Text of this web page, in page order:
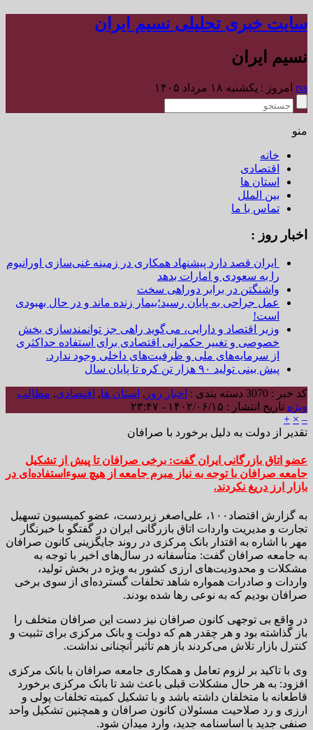
سایت خبری تحلیلی نسیم ایران
نسیم ایران
rss امروز : یکشنبه ۱۸ مرداد ۱۴۰۵
منو
خانه
اقتصادی
استان ها
بین الملل
تماس با ما
اخبار روز :
ایران قصد دارد پیشنهاد همکاری در زمینه غنی‌سازی اورانیوم
را به سعودی و امارات بدهد
واشنگتن در برابر دوراهی سخت
عمل جراحی به پایان رسید؛بیمار زنده ماند و در حال بهبودی
است!
وزیر اقتصاد و دارایی، می‌گوید راهی جز توانمندسازی بخش
خصوصی و تغییر حکمرانی اقتصادی برای استفاده حداکثری
از سرمایه‌های ملی و ظرفیت‌های داخلی وجود ندارد.
پیش بینی تولید ۹۰ هزار تن کره تا پایان سال
کد خبر : 3070 دسته بندی : اخبار روز , استان ها, اقتصادی, مطالب
ویژه تاریخ انتشار : ۱۴۰۲/۰۶/۱۵ - ۲۳:۴۷
–
×
+
تقدیر از دولت به دلیل برخورد با صرافان
عضو اتاق بازرگانی ایران گفت: برخی صرافان تا پیش از تشکیل
جامعه صرافان با توجه به نیاز مبرم جامعه از هیچ سوءاستفاده‌ای در
بازار ارز دریغ نکردند.
به گزارش اقتصاد۱۰۰، علی‌اصغر زبردست، عضو کمیسیون تسهیل
تجارت و مدیریت واردات اتاق بازرگانی ایران در گفتگو با خبرنگار
مهر با اشاره به اقتدار بانک مرکزی در روند جایگزینی کانون صرافان
به جامعه صرافان گفت: متأسفانه در سال‌های اخیر با توجه به
مشکلات و محدودیت‌های ارزی کشور به ویژه در بخش تولید،
واردات و صادرات همواره شاهد تخلفات گسترده‌ای از سوی برخی
صرافان بودیم که به نوعی رها شده بودند.
در واقع بی توجهی کانون صرافان نیز دست این صرافان متخلف را
باز گذاشته بود و هر چقدر هم که دولت و بانک مرکزی برای تثبیت و
کنترل بازار تلاش می‌کردند باز هم تأثیر آنچنانی نداشت.
وی با تاکید بر لزوم تعامل و همکاری جامعه صرافان با بانک مرکزی
افزود: به هر حال مشکلات قبلی باعث شد تا بانک مرکزی برخورد
قاطعانه با متخلفان داشته باشد و با تشکیل کمیته تخلفات پولی و
ارزی و رد صلاحیت مسئولان کانون صرافان و همچنین تشکیل واحد
صنفی جدید با اساسنامه جدید، وارد میدان شود.